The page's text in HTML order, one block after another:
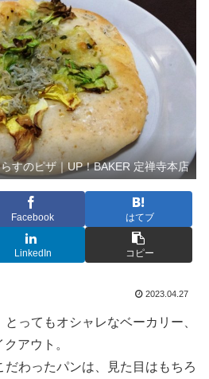
すのピザ｜UP！BAKER 定禅寺本店
Facebook はてブ
LinkedIn コピー
2023.04.27
ってもオシャレなベーカリー、
アウト。
わったパンは、見た目はもちろ